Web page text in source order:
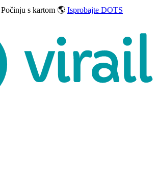
Počinju s kartom 🌎 Isprobajte DOTS